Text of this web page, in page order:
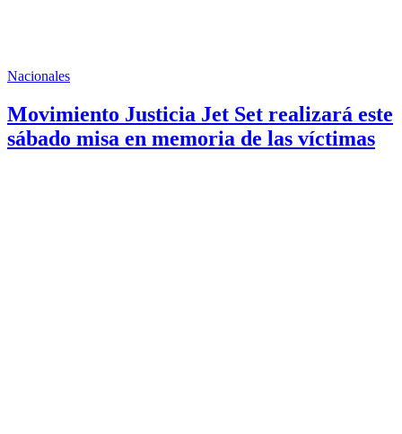
Nacionales
Movimiento Justicia Jet Set realizará este
sábado misa en memoria de las víctimas